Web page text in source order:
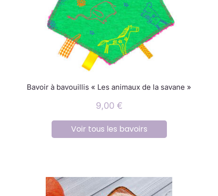
Bavoir à bavouillis « Les animaux de la savane »
9,00 €
Voir tous les bavoirs